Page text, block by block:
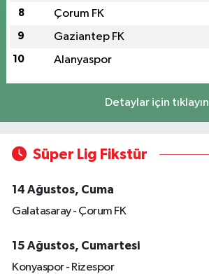
8 Çorum FK
9 Gaziantep FK
10 Alanyaspor
Detaylar için tıklayın
Süper Lig Fikstür
14 Ağustos, Cuma
Galatasaray - Çorum FK
15 Ağustos, Cumartesi
Konyaspor - Rizespor